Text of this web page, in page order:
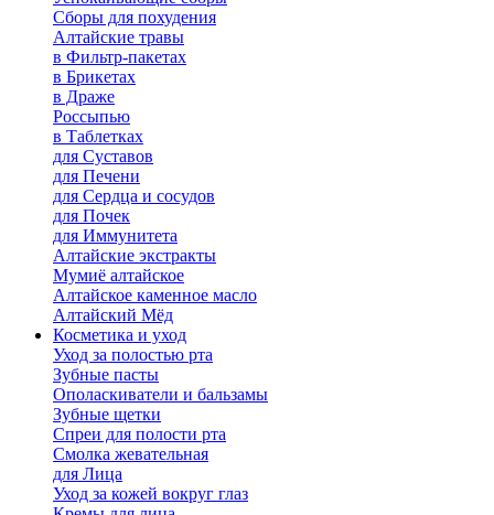
Сборы для похудения
Алтайские травы
в Фильтр-пакетах
в Брикетах
в Драже
Россыпью
в Таблетках
для Cуставов
для Печени
для Сердца и сосудов
для Почек
для Иммунитета
Алтайские экстракты
Мумиё алтайское
Алтайское каменное масло
Алтайский Мёд
Косметика и уход
Уход за полостью рта
Зубные пасты
Ополаскиватели и бальзамы
Зубные щетки
Спреи для полости рта
Смолка жевательная
для Лица
Уход за кожей вокруг глаз